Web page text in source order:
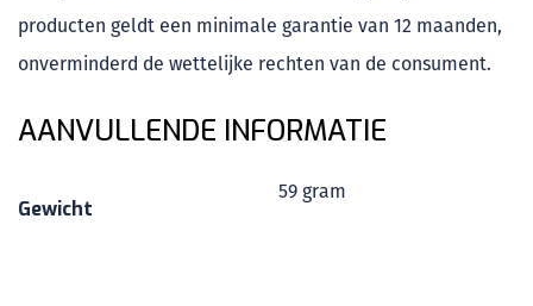
producten geldt een minimale garantie van 12 maanden,
onverminderd de wettelijke rechten van de consument.
AANVULLENDE INFORMATIE
Gewicht
59 gram